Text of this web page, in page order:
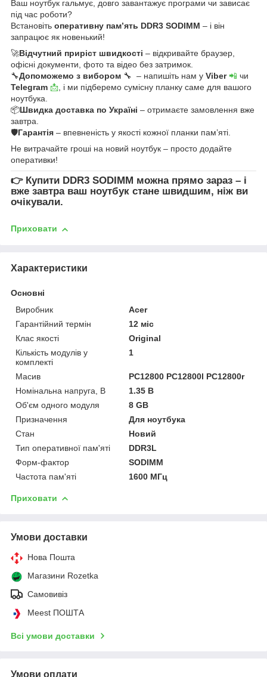
Ваш ноутбук гальмує, довго завантажує програми чи зависає
під час роботи?
Встановіть оперативну пам’ять DDR3 SODIMM – і він
запрацює як новенький!
🚀Відчутний приріст швидкості – відкривайте браузер,
офісні документи, фото та відео без затримок.
🔧Допоможемо з вибором 🔧 – напишіть нам у Viber📲 чи
Telegram 📩 , і ми підберемо сумісну планку саме для вашого
ноутбука.
📦Швидка доставка по Україні – отримаєте замовлення вже
завтра.
🛡Гарантія – впевненість у якості кожної планки пам’яті.
Не витрачайте гроші на новий ноутбук – просто додайте
оперативки!
👉 Купити DDR3 SODIMM можна прямо зараз – і
вже завтра ваш ноутбук стане швидшим, ніж ви
очікували.
Приховати
Характеристики
Основні
Виробник
Acer
Гарантійний термін
12 міс
Клас якості
Original
Кількість модулів у
комплекті
1
Масив
PC12800 PC12800l PC12800r
Номінальна напруга, В
1.35 В
Об'єм одного модуля
8 GB
Призначення
Для ноутбука
Стан
Новий
Тип оперативної пам'яті
DDR3L
Форм-фактор
SODIMM
Частота пам'яті
1600 МГц
Приховати
Умови доставки
Нова Пошта
Магазини Rozetka
Самовивіз
Meest ПОШТА
Всі умови доставки
Умови оплати